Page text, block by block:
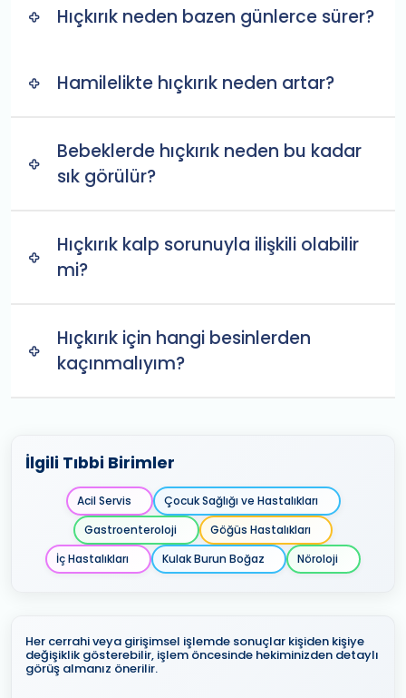
Hıçkırık neden bazen günlerce sürer?
Hamilelikte hıçkırık neden artar?
Bebeklerde hıçkırık neden bu kadar
sık görülür?
Hıçkırık kalp sorunuyla ilişkili olabilir
mi?
Hıçkırık için hangi besinlerden
kaçınmalıyım?
İlgili Tıbbi Birimler
Acil Servis
Çocuk Sağlığı ve Hastalıkları
Gastroenteroloji
Göğüs Hastalıkları
İç Hastalıkları
Kulak Burun Boğaz Nöroloji
Her cerrahi veya girişimsel işlemde sonuçlar kişiden kişiye
değişiklik gösterebilir, işlem öncesinde hekiminizden detaylı
görüş almanız önerilir.